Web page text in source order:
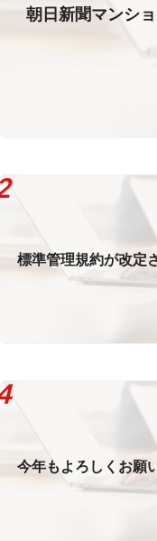
朝日新聞マンシ
標準管理規約が改定
今年もよろしくお願